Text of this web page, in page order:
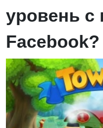
уровень
Facebook?